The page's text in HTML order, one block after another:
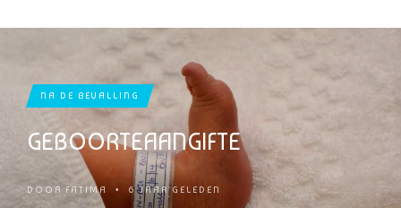
NA DE BEVALLING
GEBOORTEAANGIFTE
DOOR FATIMA • 6 JAAR GELEDEN